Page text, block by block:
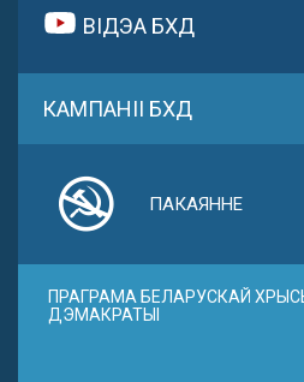
ВІДЭА БХД
КАМПАНІІ БХД
ПАКАЯННЕ
ПРАГРАМА БЕЛАРУСКАЙ
ДЭМАКРАТЫІ